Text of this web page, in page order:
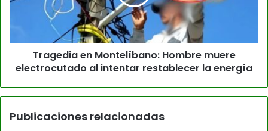
Tragedia en Montelíbano: Hombre muere
electrocutado al intentar restablecer la energía
Publicaciones relacionadas